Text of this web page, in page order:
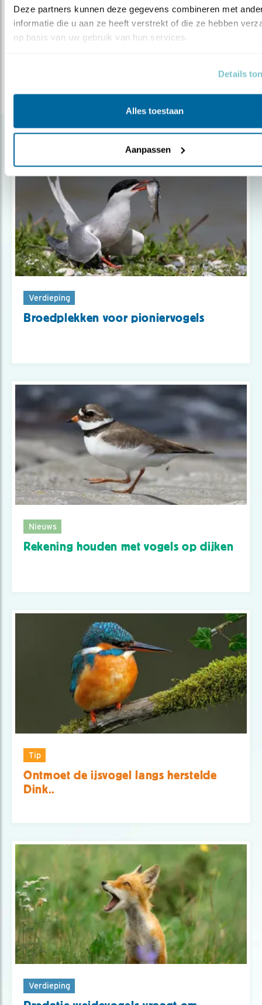
Deze partners kunnen deze gegevens combineren met
informatie die u aan ze heeft verstrekt of die ze hebben
op basis van uw gebruik van hun services.
Details
Alles toestaan
Aanpassen
scholekster paapje zilvermeeuw
grotestern
dwergstern
grutto tapuit kievit wulp
Gerelateerde items
Verdieping
Broedplekken voor pioniervogels
Nieuws
Rekening houden met vogels op dijken
Tip
Ontmoet de ijsvogel langs herstelde
Dink..
Verdieping